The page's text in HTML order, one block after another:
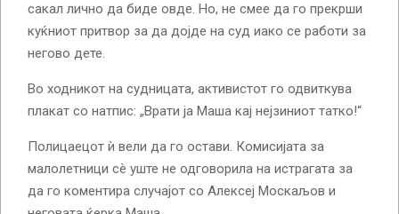
сакал лично да биде овде. Но, не смее да го прекрши
куќниот притвор за да дојде на суд иако се работи за
негово дете.
Во ходникот на судницата, активистот го одвиткува
плакат со натпис: „Врати ја Маша кај нејзиниот татко!“
Полицаецот ѝ вели да го остави. Комисијата за
малолетници сè уште не одговорила на истрагата за
да го коментира случајот со Алексеј Москаљов и